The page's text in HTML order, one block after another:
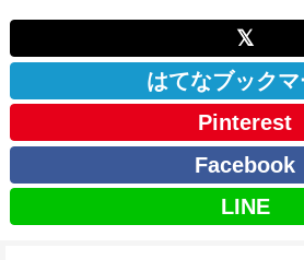
𝕏
はてなブックマ
Pinterest
Facebook
LINE